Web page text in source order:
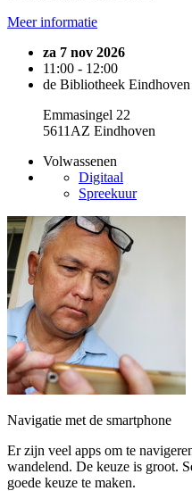
Meer informatie
za 7 nov 2026
11:00 - 12:00
de Bibliotheek Eindhoven
Emmasingel 22
5611AZ Eindhoven
Volwassenen
Digitaal
Spreekuur
Navigatie met de smartphone
Er zijn veel apps om te
wandelend. De keuze is groot.
goede keuze te maken.